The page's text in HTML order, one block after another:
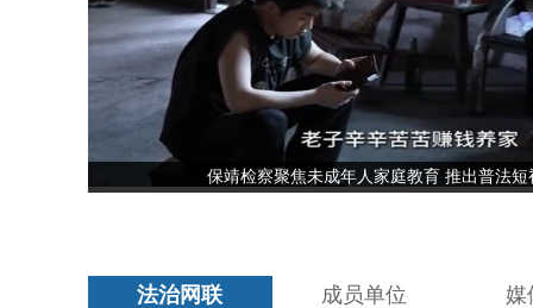
保靖检察聚焦未成年人家庭教育 推出普法短
法治网联 成员单位 媒